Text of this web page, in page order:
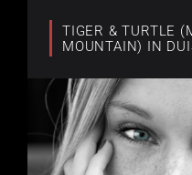
TIGER & TURTLE
MOUNTAIN) IN